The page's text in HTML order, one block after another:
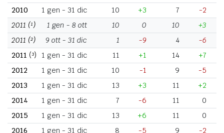
2010
1 gen - 31 dic 10 +3 7
-2
2011 (¹) 1 gen - 8 ott 10 0 10
+3
2011 (²) 9 ott - 31 dic 1 -9 4
-6
2011 (³) 1 gen - 31 dic 11 +1 14
+7
2012
1 gen - 31 dic 10 -1 9
-5
2013
1 gen - 31 dic 13 +3 11
+2
2014
1 gen - 31 dic 7 -6 11
0
2015
1 gen - 31 dic 13 +6 11
0
2016
1 gen - 31 dic 8 -5 9
-2